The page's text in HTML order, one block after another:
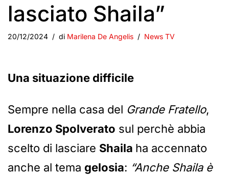
lasciato Shaila”
20/12/2024 di Marilena De Angelis News TV
Una situazione difficile
Sempre nella casa del Grande Fratello,
Lorenzo Spolverato sul perchè abbia
scelto di lasciare Shaila ha accennato
anche al tema gelosia: “Anche Shaila è